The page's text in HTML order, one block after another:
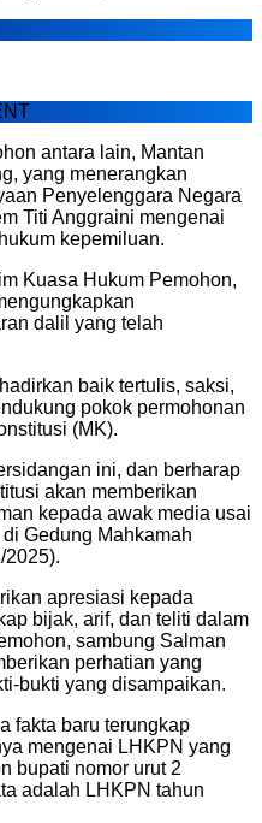
antara lain, Mantan
yang menerangkan
Penyelenggara Negara
Titi Anggraini mengenai
kepemiluan.
Kuasa Hukum Pemohon,
dalil yang telah
baik tertulis, saksi,
pokok permohonan
(MK).
ini, dan berharap
akan memberikan
kepada awak media usai
Gedung Mahkamah
2025).
apresiasi kepada
bijak, arif, dan teliti dalam
sambung Salman
perhatian yang
bukti yang disampaikan.
fakta baru terungkap
mengenai LHKPN yang
bupati nomor urut 2
adalah LHKPN tahun